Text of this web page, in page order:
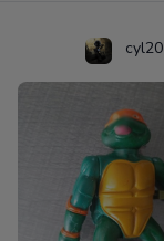
cyl20